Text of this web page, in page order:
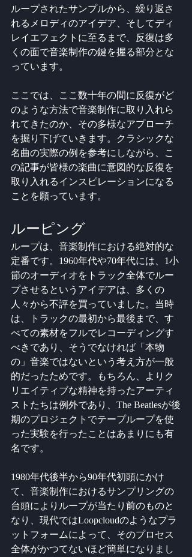
ループされたサンプルから、繰り返さ
れるメロディのアイデア、そしてディ
レイエフェクトに至るまで、反復は多
くの面で音楽制作の鍵を握る部分とな
っています。
ここでは、ここ数十年の間に反復がど
のような方法で音楽制作に取り入れら
れてきたのか、その多様なアプローチ
を掘り下げていきます。クラシックな
名曲の実際の例を参考にしながら、こ
の記事が皆様の楽曲に意図的な反復を
取り入れるインスピレーションになる
ことを願っています。
ルーピング
ループは、音楽制作における絶対的な
定番です。1960年代や70年代には、1小
節のオーディオをトラック全体でルー
プさせるというアイデアは、多くの
人々から不評を買っていました。当時
は、トラックの最初から最後まで、す
べての素材をフルでレコーディングす
べきであり、そうでなければ「本物
の」音楽ではないという考え方が一般
的だったためです。もちろん、よりク
リエイティブな精神を持ったアーティ
ストたちは例外であり、The Beatlesが後
期のプロジェクトでテープループを使
った実験を行ったことはあまりにも有
名です。
1980年代後半から90年代初頭にかけ
て、音楽制作におけるサンプリングの
台頭によりループが当たり前のものと
なり、現代ではLoopcloudのようなプラ
ットフォームによって、そのプロセス
全体がかつてないほど簡単になりまし